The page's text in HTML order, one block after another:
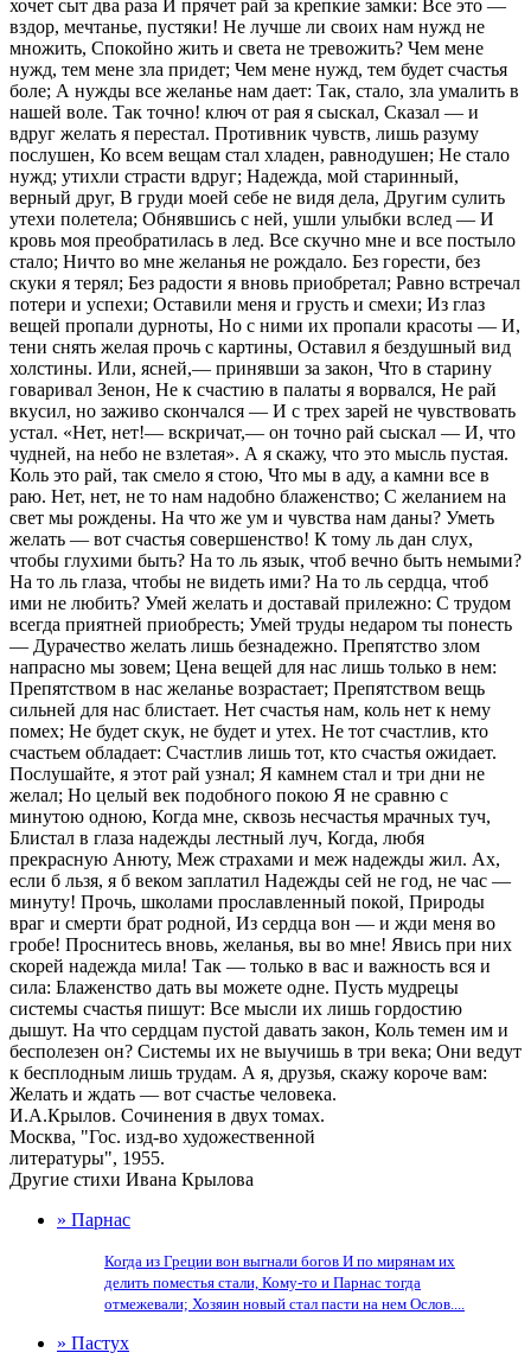
хочет сыт два раза И прячет рай за крепкие замки: Все это —
вздор, мечтанье, пустяки! Не лучше ли своих нам нужд не
множить, Спокойно жить и света не тревожить? Чем мене
нужд, тем мене зла придет; Чем мене нужд, тем будет счастья
боле; А нужды все желанье нам дает: Так, стало, зла умалить в
нашей воле. Так точно! ключ от рая я сыскал, Сказал — и
вдруг желать я перестал. Противник чувств, лишь разуму
послушен, Ко всем вещам стал хладен, равнодушен; Не стало
нужд; утихли страсти вдруг; Надежда, мой старинный,
верный друг, В груди моей себе не видя дела, Другим сулить
утехи полетела; Обнявшись с ней, ушли улыбки вслед — И
кровь моя преобратилась в лед. Все скучно мне и все постыло
стало; Ничто во мне желанья не рождало. Без горести, без
скуки я терял; Без радости я вновь приобретал; Равно встречал
потери и успехи; Оставили меня и грусть и смехи; Из глаз
вещей пропали дурноты, Но с ними их пропали красоты — И,
тени снять желая прочь с картины, Оставил я бездушный вид
холстины. Или, ясней,— принявши за закон, Что в старину
говаривал Зенон, Не к счастию в палаты я ворвался, Не рай
вкусил, но заживо скончался — И с трех зарей не чувствовать
устал. «Нет, нет!— вскричат,— он точно рай сыскал — И, что
чудней, на небо не взлетая». А я скажу, что это мысль пустая.
Коль это рай, так смело я стою, Что мы в аду, а камни все в
раю. Нет, нет, не то нам надобно блаженство; С желанием на
свет мы рождены. На что же ум и чувства нам даны? Уметь
желать — вот счастья совершенство! К тому ль дан слух,
чтобы глухими быть? На то ль язык, чтоб вечно быть немыми?
На то ль глаза, чтобы не видеть ими? На то ль сердца, чтоб
ими не любить? Умей желать и доставай прилежно: С трудом
всегда приятней приобресть; Умей труды недаром ты понесть
— Дурачество желать лишь безнадежно. Препятство злом
напрасно мы зовем; Цена вещей для нас лишь только в нем:
Препятством в нас желанье возрастает; Препятством вещь
сильней для нас блистает. Нет счастья нам, коль нет к нему
помех; Не будет скук, не будет и утех. Не тот счастлив, кто
счастьем обладает: Счастлив лишь тот, кто счастья ожидает.
Послушайте, я этот рай узнал; Я камнем стал и три дни не
желал; Но целый век подобного покою Я не сравню с
минутою одною, Когда мне, сквозь несчастья мрачных туч,
Блистал в глаза надежды лестный луч, Когда, любя
прекрасную Анюту, Меж страхами и меж надежды жил. Ах,
если б льзя, я б веком заплатил Надежды сей не год, не час —
минуту! Прочь, школами прославленный покой, Природы
враг и смерти брат родной, Из сердца вон — и жди меня во
гробе! Проснитесь вновь, желанья, вы во мне! Явись при них
скорей надежда мила! Так — только в вас и важность вся и
сила: Блаженство дать вы можете одне. Пусть мудрецы
системы счастья пишут: Все мысли их лишь гордостию
дышут. На что сердцам пустой давать закон, Коль темен им и
бесполезен он? Системы их не выучишь в три века; Они ведут
к бесплодным лишь трудам. А я, друзья, скажу короче вам:
Желать и ждать — вот счастье человека.
И.А.Крылов. Сочинения в двух томах.
Москва, "Гос. изд-во художественной
литературы", 1955.
Другие стихи Ивана Крылова
» Парнас
Когда из Греции вон выгнали богов И по мирянам их
делить поместья стали, Кому-то и Парнас тогда
отмежевали; Хозяин новый стал пасти на нем Ослов....
» Пастух